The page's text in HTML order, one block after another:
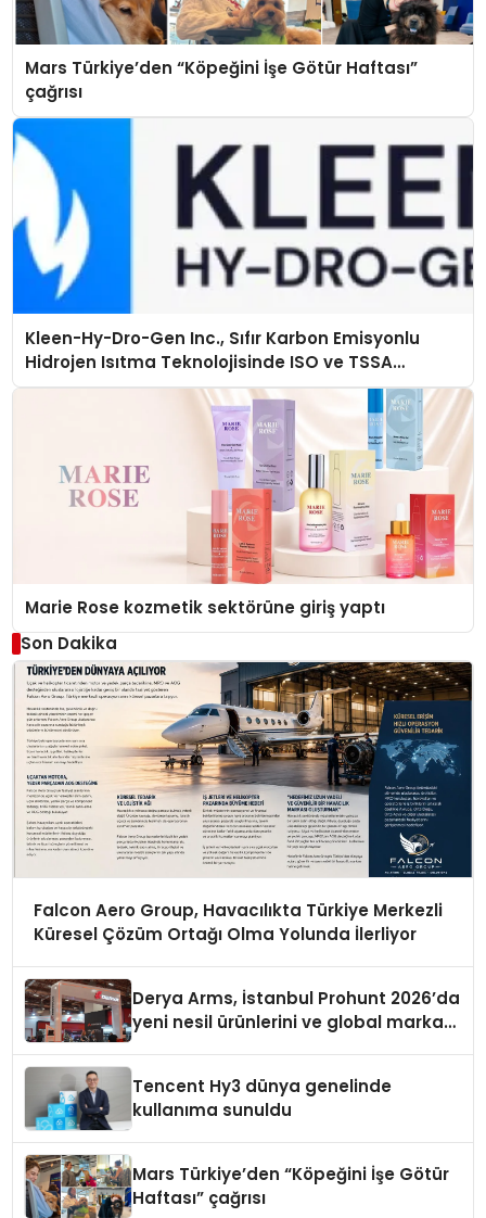
Mars Türkiye’den “Köpeğini İşe Götür Haftası”
çağrısı
Kleen-Hy-Dro-Gen Inc., Sıfır Karbon Emisyonlu
Hidrojen Isıtma Teknolojisinde ISO ve TSSA
Düzenleyici Onaylarını Aldı
Marie Rose kozmetik sektörüne giriş yaptı
Son Dakika
Falcon Aero Group, Havacılıkta Türkiye Merkezli
Küresel Çözüm Ortağı Olma Yolunda İlerliyor
Derya Arms, İstanbul Prohunt 2026’da
yeni nesil ürünlerini ve global marka
Tencent Hy3 dünya genelinde
kullanıma sunuldu
Mars Türkiye’den “Köpeğini İşe Götür
Haftası” çağrısı